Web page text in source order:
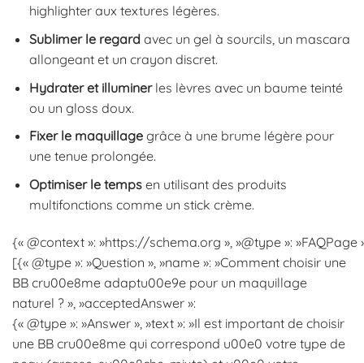
highlighter aux textures légères.
Sublimer le regard avec un gel à sourcils, un mascara
allongeant et un crayon discret.
Hydrater et illuminerles lèvres avec un baume teinté
ou un gloss doux.
Fixer le maquillagegrâce à une brume légère pour
une tenue prolongée.
Optimiser le tempsen utilisant des produits
multifonctions comme un stick crème.
{« @context »: »https://schema.org », »@type »: »FAQPage
[{« @type »: »Question », »name »: »Comment choisir une
BB cru00e8me adaptu00e9e pour un maquillage
naturel ? », »acceptedAnswer »:
{« @type »: »Answer », »text »: »Il est important de choisir
une BB cru00e8me qui correspond u00e0 votre type de